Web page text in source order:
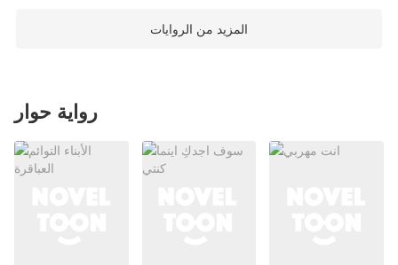
المزيد من الروايات
رواية حوار